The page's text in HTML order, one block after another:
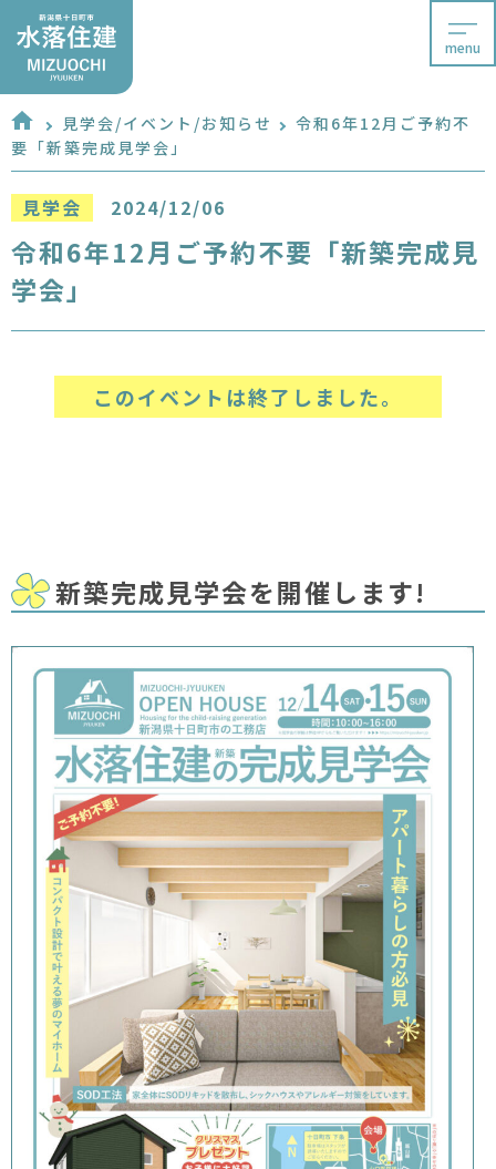
menu
見学会/イベント/お知らせ
令和6年12月ご予約不
要「新築完成見学会」
見学会 2024/12/06
令和6年12月ご予約不要「新築完成見
学会」
このイベントは終了しました。
新築完成見学会を開催します!